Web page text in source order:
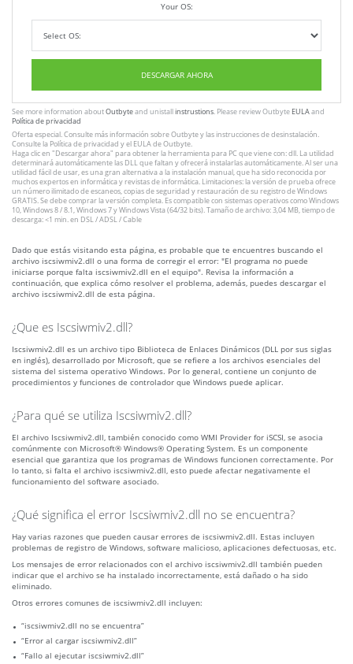
Your OS:
DESCARGAR AHORA
See more information aboutOutbyteand unistallinstrustions. Please review Outbyte EULAand
Política de privacidad
Oferta especial. Consulte más información sobreOutbytey las instruccionesde desinstalación.
Consultela Política de privacidad y el EULAde Outbyte.
Haga clic en "Descargar ahora" para obtener la herramienta para PC que viene con: dll. La utilidad
determinará automáticamente las DLL que faltan y ofrecerá instalarlas automáticamente. Al ser una
utilidad fácil de usar, es una gran alternativa a la instalación manual, que ha sido reconocida por
muchos expertos en informática y revistas de informática. Limitaciones: la versión de prueba ofrece
un número ilimitado de escaneos, copias de seguridad y restauración de su registro de Windows
GRATIS. Se debe comprar la versión completa. Es compatible con sistemas operativos como Windows
10, Windows 8 / 8.1, Windows 7 y Windows Vista (64/32 bits). Tamaño de archivo: 3,04 MB, tiempo de
descarga: <1 min. en DSL / ADSL / Cable
Dado que estás visitando esta página, es probable que te encuentres buscando el
archivo iscsiwmiv2.dll o una forma de corregir el error: "El programa no puede
iniciarse porque falta iscsiwmiv2.dll en el equipo". Revisa la información a
continuación, que explica cómo resolver el problema, además, puedes descargar el
archivo iscsiwmiv2.dll de esta página.
¿Que es Iscsiwmiv2.dll?
Iscsiwmiv2.dll es un archivo tipo Biblioteca de Enlaces Dinámicos (DLL por sus siglas
en inglés), desarrollado por Microsoft, que se refiere a los archivos esenciales del
sistema del sistema operativo Windows. Por lo general, contiene un conjunto de
procedimientos y funciones de controlador que Windows puede aplicar.
¿Para qué se utiliza Iscsiwmiv2.dll?
El archivo Iscsiwmiv2.dll, también conocido como WMI Provider for iSCSI, se asocia
comúnmente con Microsoft® Windows® Operating System. Es un componente
esencial que garantiza que los programas de Windows funcionen correctamente. Por
lo tanto, si falta el archivo iscsiwmiv2.dll, esto puede afectar negativamente el
funcionamiento del software asociado.
¿Qué significa el error Iscsiwmiv2.dll no se encuentra?
Hay varias razones que pueden causar errores de iscsiwmiv2.dll. Estas incluyen
problemas de registro de Windows, software malicioso, aplicaciones defectuosas, etc.
Los mensajes de error relacionados con el archivo iscsiwmiv2.dll también pueden
indicar que el archivo se ha instalado incorrectamente, está dañado o ha sido
eliminado.
Otros errores comunes de iscsiwmiv2.dll incluyen:
“iscsiwmiv2.dll no se encuentra”
“Error al cargar iscsiwmiv2.dll”
“Fallo al ejecutar iscsiwmiv2.dll”